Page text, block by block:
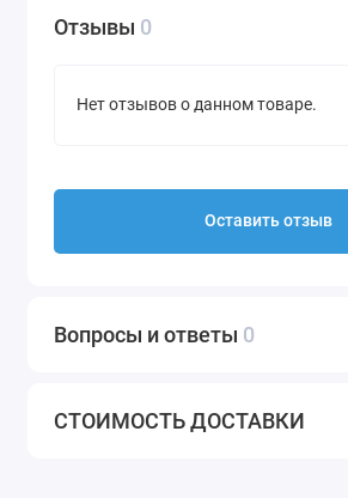
Отзывы 0
Нет отзывов о данном товаре.
Оставить отзыв
Вопросы и ответы 0
СТОИМОСТЬ ДОСТАВКИ